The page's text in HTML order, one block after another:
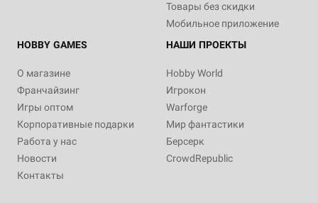
Товары без скидки
Мобильное приложение
HOBBY GAMES
О магазине
Франчайзинг
Игры оптом
Корпоративные подарки
Работа у нас
Новости
Контакты
НАШИ ПРОЕКТЫ
Hobby World
Игрокон
Warforge
Мир фантастики
Берсерк
CrowdRepublic